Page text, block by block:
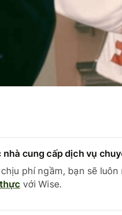
nhà cung cấp dịch vụ
phí ngầm, bạn sẽ
với Wise.